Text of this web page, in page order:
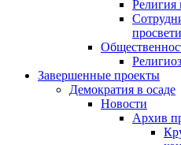
Религия
Завершенные проекты
Демократия в осаде
Новости
Архив